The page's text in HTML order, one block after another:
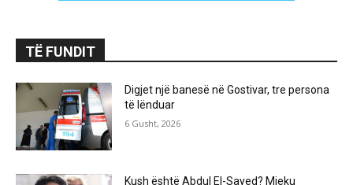
TË FUNDIT
Digjet një banesë në Gostivar, tre persona
të lënduar
6 Gusht, 2026
Kush është Abdul El-Sayed? Mjeku